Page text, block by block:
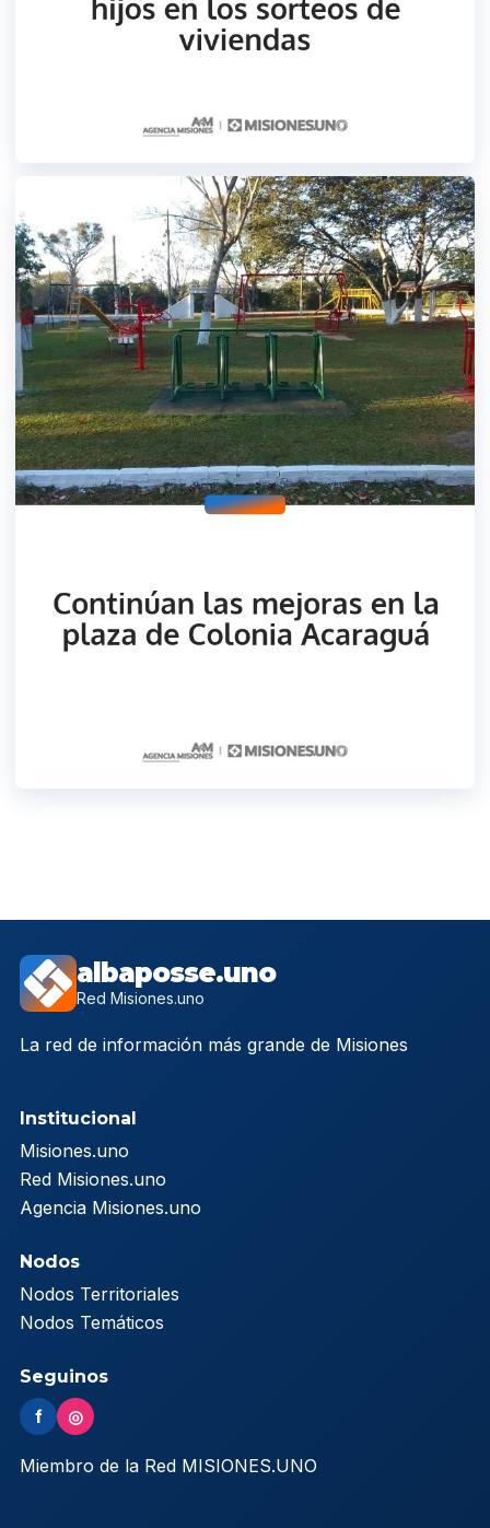
albaposse.uno
Red Misiones.uno
La red de información más grande de Misiones
Institucional
Misiones.uno
Red Misiones.uno
Agencia Misiones.uno
Nodos
Nodos Territoriales
Nodos Temáticos
Seguinos
f ◎
Miembro de la Red MISIONES.UNO